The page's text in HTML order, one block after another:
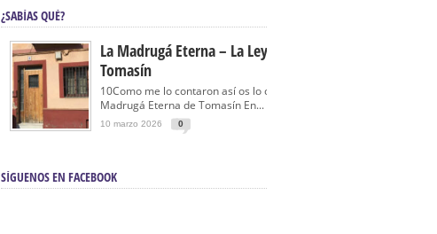
¿SABÍAS QUÉ?
La Madrugá Eterna – La Leyenda De
Tomasín
10Como me lo contaron así os lo cuento… La
Madrugá Eterna de Tomasín En...
10 marzo 2026 0
SÍGUENOS EN FACEBOOK